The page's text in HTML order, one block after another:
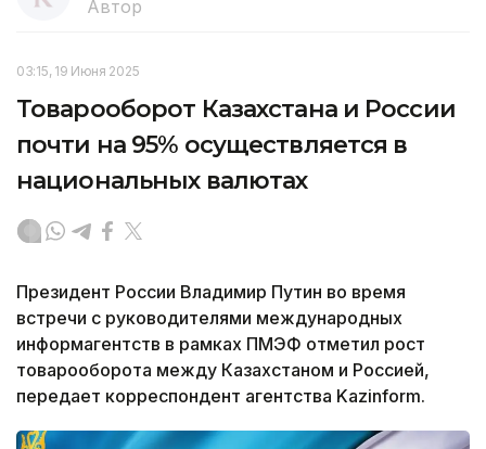
Автор
03:15, 19 Июня 2025
Товарооборот Казахстана и России
почти на 95% осуществляется в
национальных валютах
Президент России Владимир Путин во время
встречи с руководителями международных
информагентств в рамках ПМЭФ отметил рост
товарооборота между Казахстаном и Россией,
передает корреспондент агентства Kazinform.